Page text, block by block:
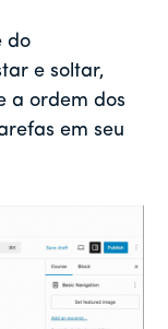
do
e soltar,
a ordem dos
em seu